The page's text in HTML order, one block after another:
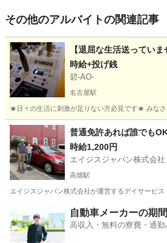
その他のアルバイトの関連記事
【退屈な生活送っていま
時給+投げ銭
碧-AO-
名古屋駅
★日々の生活に刺激が足りない方必見です★ みなさ
愛知 名古屋市 名古屋駅 その他
普通免許あれば誰でも
時給1,200円
エイジスジャパン株式会社
高畑駅
エイジスジャパン株式会社が運営するデイサービ
高畑駅 その他 隙間
自動車メーカーの期
高収入・無料の寮費・通